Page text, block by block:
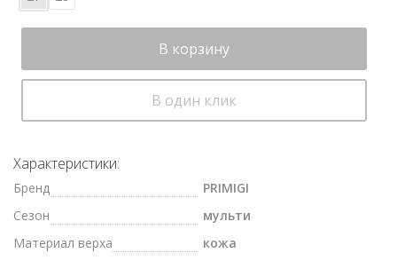
В корзину
В один клик
Характеристики:
Бренд
PRIMIGI
Сезон
мульти
Материал верха
кожа